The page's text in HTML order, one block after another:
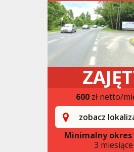
600zł netto/
zobacz
Minimalny
3 miesiące